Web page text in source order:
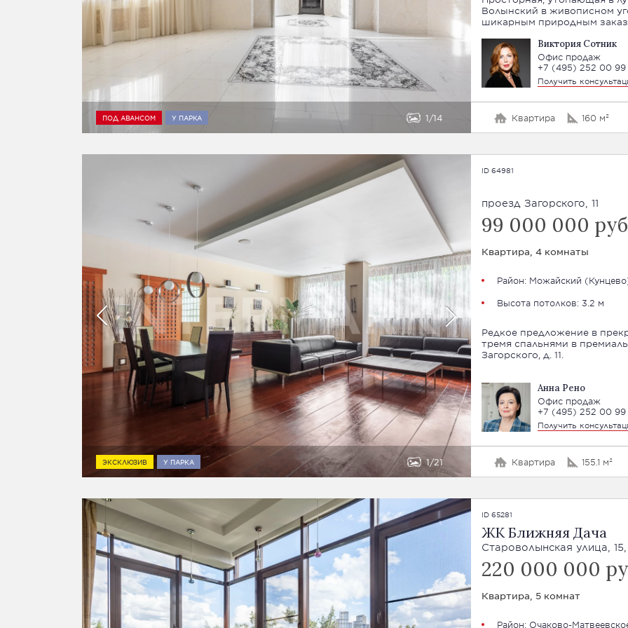
ПОД АВАНСОМ У ПАРКА 1 14
Волынский в живописном
шикарным природным
Виктория Сотник
Офис продаж
+7 (495) 252 00 99
Получить
Квартира 160 м²
ЭКСКЛЮЗИВ У ПАРКА 1 21
ID 64981
проезд Загорского, 11
99 000 000 руб
Квартира, 4 комнаты
Район: Можайский
Высота потолков: 3.2 м
Редкое предложение в
тремя спальнями в
Загорского, д. 11.
Анна Рено
Офис продаж
+7 (495) 252 00 99
Получить
Квартира 155.1 м²
ID 65281
ЖК Ближняя Дача
Староволынская улица,
220 000 000
Квартира, 5 комнат
Район: Очаково-